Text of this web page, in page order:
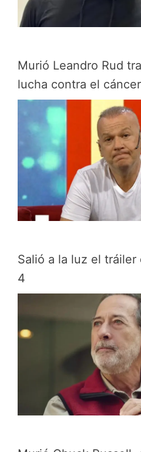
Murió Leandro Rud
lucha contra el cáncer
Salió a la luz el tráiler
4